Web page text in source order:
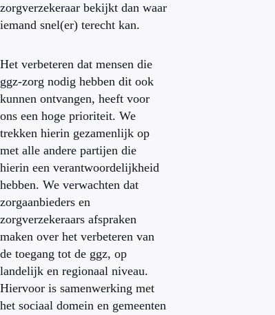
zorgverzekeraar bekijkt dan waar
iemand snel(er) terecht kan.
Het verbeteren dat mensen die
ggz-zorg nodig hebben dit ook
kunnen ontvangen, heeft voor
ons een hoge prioriteit. We
trekken hierin gezamenlijk op
met alle andere partijen die
hierin een verantwoordelijkheid
hebben. We verwachten dat
zorgaanbieders en
zorgverzekeraars afspraken
maken over het verbeteren van
de toegang tot de ggz, op
landelijk en regionaal niveau.
Hiervoor is samenwerking met
het sociaal domein en gemeenten